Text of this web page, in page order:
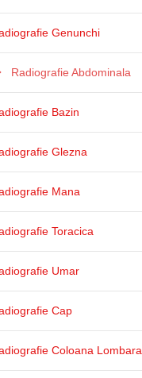
Genunchi
Radiografie Abdominala
Bazin
Glezna
Mana
Toracica
Umar
Cap
Coloana Lombara